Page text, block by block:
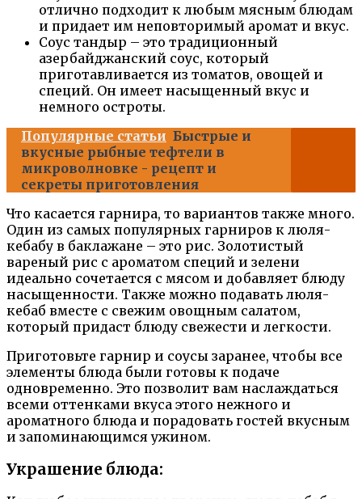
отлично подходит к любым мясным блюдам
и придает им неповторимый аромат и вкус.
Соус тандыр – это традиционный
азербайджанский соус, который
приготавливается из томатов, овощей и
специй. Он имеет насыщенный вкус и
немного остроты.
Популярные статьи Быстрые и
вкусные рыбные тефтели в
микроволновке - рецепт и
секреты приготовления
Что касается гарнира, то вариантов также много.
Один из самых популярных гарниров к люля-
кебабу в баклажане – это рис. Золотистый
вареный рис с ароматом специй и зелени
идеально сочетается с мясом и добавляет блюду
насыщенности. Также можно подавать люля-
кебаб вместе с свежим овощным салатом,
который придаст блюду свежести и легкости.
Приготовьте гарнир и соусы заранее, чтобы все
элементы блюда были готовы к подаче
одновременно. Это позволит вам наслаждаться
всеми оттенками вкуса этого нежного и
ароматного блюда и порадовать гостей вкусным
и запоминающимся ужином.
Украшение блюда: